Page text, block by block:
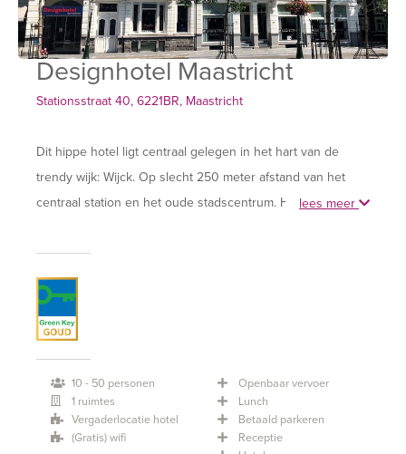
Designhotel Maastricht
Stationsstraat 40, 6221BR, Maastricht
Dit hippe hotel ligt centraal gelegen in het hart van de
trendy wijk: Wijck. Op slecht 250 meter afstand van het
centraal station en het oude stadscentrum. Het
wordt hier gecombineerd met een modern en strak
interieur. Het hotel beschikt over een aantal faciliteiten
zoals de bloemisterij, luxe sandwichbar, traiteur, Brasserie
FLO Maastricht, Bar FLO Maastricht, fitness en parking. Dit
Love City Life bij Design Hotel Maastricht; bijeenkomsten
met een verfrissend andere en inspirerende ervaring. Want
lees meer
10 - 50 personen
1 ruimtes
Vergaderlocatie hotel
(Gratis) wifi
Openbaar vervoer
Lunch
Betaald parkeren
Receptie